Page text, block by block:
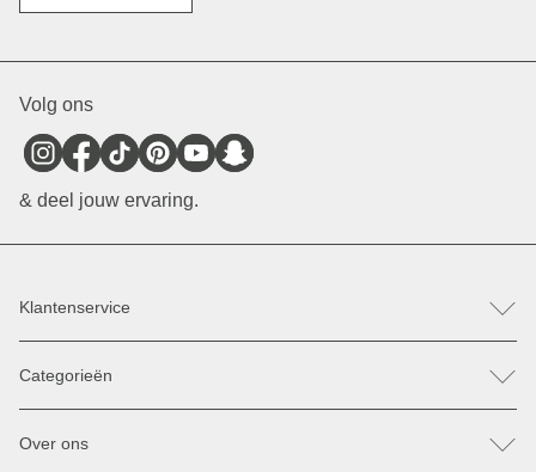
Volg ons
& deel jouw ervaring.
Klantenservice
Hulp & Contact
Retour / Klacht indienen
Categorieën
Tassen
Over ons